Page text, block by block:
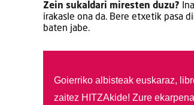
Zein sukaldari miresten duzu?
irakasle ona da. Bere etxetik pasa
baten jabe.
Goierriko albisteak euskaraz,
zaitez HITZAkide! Zure